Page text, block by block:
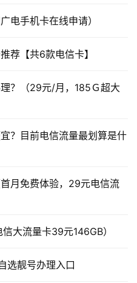
电手机卡在线申请）
荐【共6款电信卡】
？（29元/月，185Ｇ超大
？目前电信流量最划算是什
月免费体验，29元电信流
大流量卡39元146GB）
选靓号办理入口